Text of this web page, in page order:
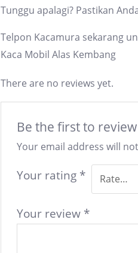
Tunggu apalagi? Pastikan
Telpon Kacamura sekarang
Kaca Mobil Alas Kembang
There are no reviews yet.
Be the first to
Your email address will
Your rating *
Your review *